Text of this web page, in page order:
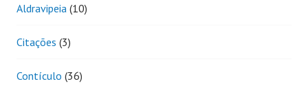
Aldravipeia (10)
Citações (3)
Contículo (36)